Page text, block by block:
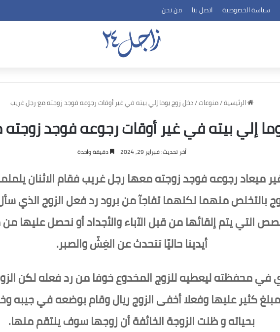
سياسة الخصوصية اتصل بنا من نحن
الرئيسية/منوعات/دخل زوج يوما إلي بيته في غير أوقات رجوعه فوجد زوجته مع رجل غريب
إلي بيته في غير أوقات رجوعه فوجد
آخر تحديث: فبراير 29, 2024 دقيقة واحدة
ميعاد رجوعه فوجد زوجته معها رجل غريب فقام الاثنان
بالتخلص منهما لكنهما تفاجآ من برود رد فعل الزوج الذي
التي يتم إلقائها من قبل الآباء والأجداد أو نحصل عليها من
أيدينا حاليًا تتحدث عن الغِشّ والصبر.
في محفظته ليعطيه للزوج المخدوع خوفا من رد فعله لكن
كثير عليها وفعلا أخفى الزوج ريال وقام بوضعه في جيبه
بحياته و ظنت الزوجة الخائفة أن زوجها سوف ينتقم منها.